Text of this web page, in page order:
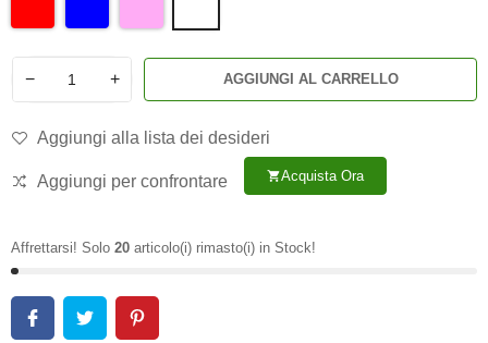
− + AGGIUNGI AL CARRELLO
Aggiungi alla lista dei desideri
Aggiungi per confrontare shopping_cartAcquista Ora
Affrettarsi! Solo 20 articolo(i) rimasto(i) in Stock!